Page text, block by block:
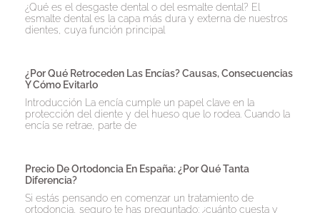
¿Qué es el desgaste dental o del esmalte dental? El
esmalte dental es la capa más dura y externa de nuestros
dientes, cuya función principal
¿Por Qué Retroceden Las Encías? Causas, Consecuencias
Y Cómo Evitarlo
Introducción La encía cumple un papel clave en la
protección del diente y del hueso que lo rodea. Cuando la
encía se retrae, parte de
Precio De Ortodoncia En España: ¿Por Qué Tanta
Diferencia?
Si estás pensando en comenzar un tratamiento de
ortodoncia, seguro te has preguntado: ¿cuánto cuesta y